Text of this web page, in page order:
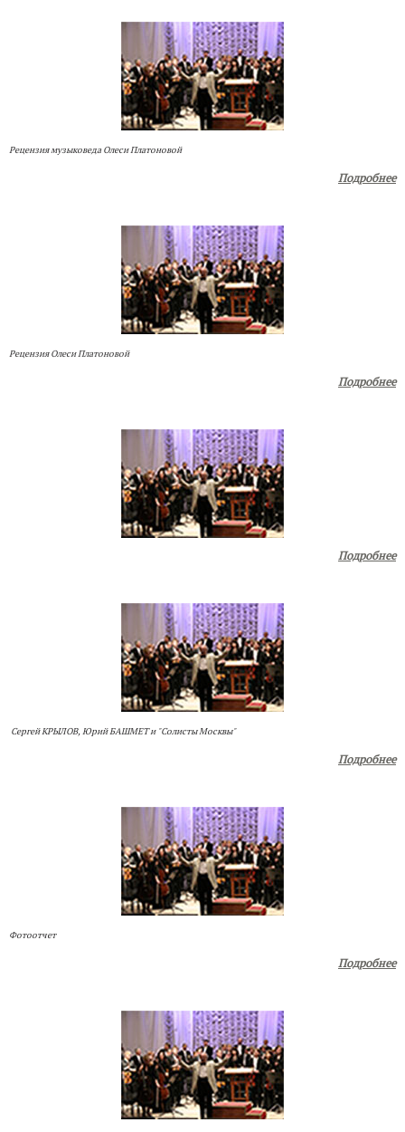
Рецензия музыковеда Олеси Платоновой
Подробнее
Рецензия Олеси Платоновой
Подробнее
Подробнее
Сергей КРЫЛОВ, Юрий БАШМЕТ и "Солисты Москвы"
Подробнее
Фотоотчет
Подробнее